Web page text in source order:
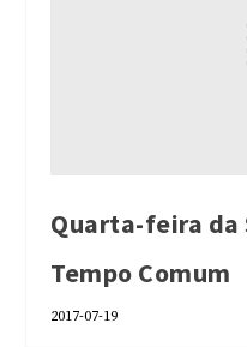
Quarta-feira da
Tempo Comum
2017-07-19